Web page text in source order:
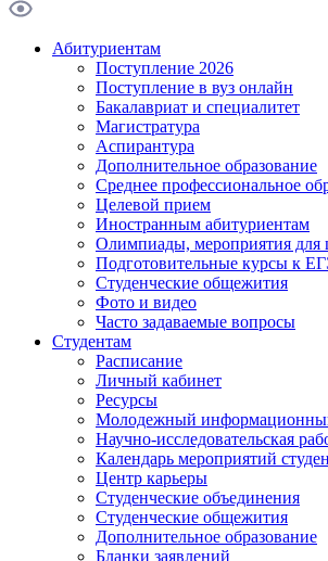
Абитуриентам
Поступление 2026
Поступление в вуз онлайн
Бакалавриат и специалитет
Магистратура
Аспирантура
Дополнительное образование
Среднее профессиональное
Целевой прием
Иностранным абитуриентам
Олимпиады, мероприятия для
Подготовительные курсы к
Студенческие общежития
Фото и видео
Часто задаваемые вопросы
Студентам
Расписание
Личный кабинет
Ресурсы
Молодежный
Научно-исследовательская
Календарь мероприятий
Центр карьеры
Студенческие объединения
Студенческие общежития
Дополнительное образование
Бланки заявлений